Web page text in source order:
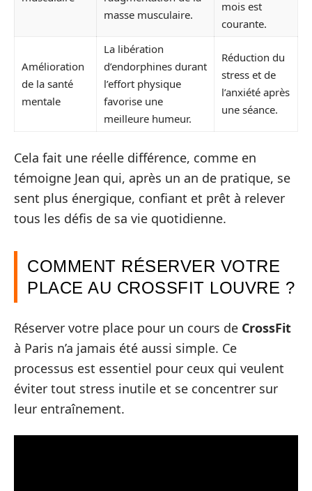
masse musculaire.
mois est
courante.
Amélioration
de la santé
mentale
La libération
d’endorphines durant
l’effort physique
favorise une
meilleure humeur.
Réduction du
stress et de
l’anxiété après
une séance.
Cela fait une réelle différence, comme en
témoigne Jean qui, après un an de pratique, se
sent plus énergique, confiant et prêt à relever
tous les défis de sa vie quotidienne.
COMMENT RÉSERVER VOTRE
PLACE AU CROSSFIT LOUVRE ?
Réserver votre place pour un cours de CrossFit
à Paris n’a jamais été aussi simple. Ce
processus est essentiel pour ceux qui veulent
éviter tout stress inutile et se concentrer sur
leur entraînement.